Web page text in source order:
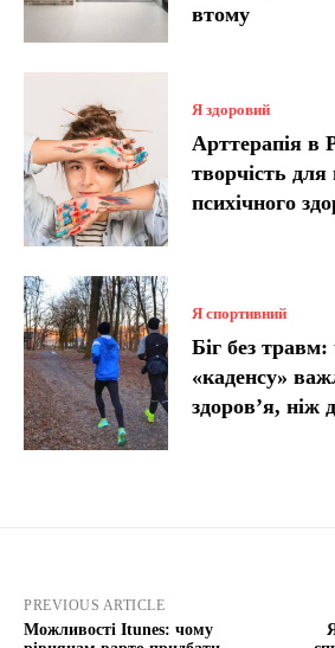
втому
Я здоровий
Арттерапія в
творчість
психічного
Я спортивний
Біг без травм:
«каденсу»
здоров’я, ніж
PREVIOUS ARTICLE
Можливості Itunes: чому